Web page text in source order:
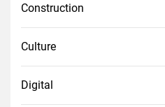
Construction
Culture
Digital